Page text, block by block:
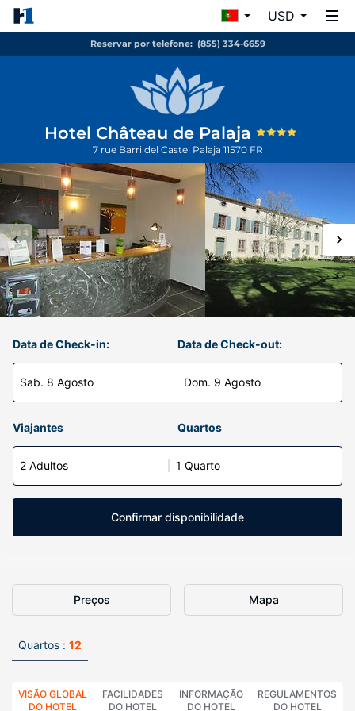
USD
Reservar por telefone: (855) 334-6659
Hotel Château de Palaja
7 rue Barri del Castel Palaja 11570 FR
Data de Check-in:
Sab. 8 Agosto
Data de Check-out:
Dom. 9 Agosto
Viajantes Quartos
2 Adultos 1 Quarto
Confirmar disponibilidade
Preços Mapa
Quartos : 12
VISÃO GLOBAL
DO HOTEL
FACILIDADES
DO HOTEL
INFORMAÇÃO
DO HOTEL
REGULAMENTOS
DO HOTEL